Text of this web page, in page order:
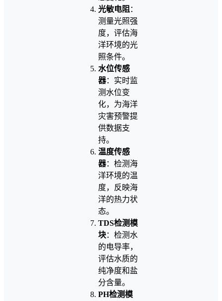
光敏电阻 ：
测量光照强
度，评估海
洋环境的光
照条件。
水位传感
器：实时监
测水位变
化，为海洋
灾害预警提
供数据支
持。
温度传感
器：检测海
洋环境的温
度，反映海
洋的热力状
态。
TDS检测模
块：检测水
的电导率，
评估水质的
纯净度和盐
分含量。
PH检测模